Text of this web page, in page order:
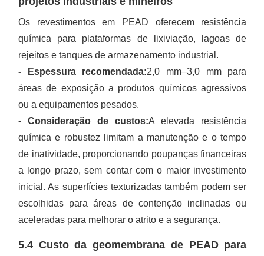
Os revestimentos em PEAD oferecem resistência
química para plataformas de lixiviação, lagoas de
rejeitos e tanques de armazenamento industrial.
- Espessura recomendada:2,0 mm–3,0 mm para
áreas de exposição a produtos químicos agressivos
ou a equipamentos pesados.
- Consideração de custos:A elevada resistência
química e robustez limitam a manutenção e o tempo
de inatividade, proporcionando poupanças financeiras
a longo prazo, sem contar com o maior investimento
inicial. As superfícies texturizadas também podem ser
escolhidas para áreas de contenção inclinadas ou
aceleradas para melhorar o atrito e a segurança.
5.4 Custo da geomembrana de PEAD para